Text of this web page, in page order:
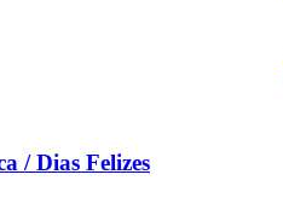
/ Dias Felizes